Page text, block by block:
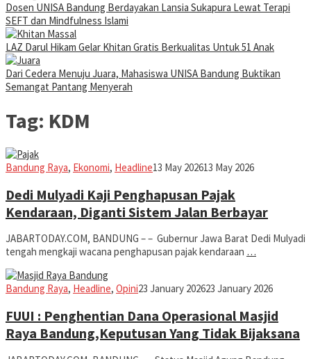
Dosen UNISA Bandung Berdayakan Lansia Sukapura Lewat Terapi
SEFT dan Mindfulness Islami
LAZ Darul Hikam Gelar Khitan Gratis Berkualitas Untuk 51 Anak
Dari Cedera Menuju Juara, Mahasiswa UNISA Bandung Buktikan
Semangat Pantang Menyerah
Tag: KDM
Bandung Raya, Ekonomi, HeadlineIman
13 May 202613 May 2026
Dedi Mulyadi Kaji Penghapusan Pajak
Kendaraan, Diganti Sistem Jalan Berbayar
JABARTODAY.COM, BANDUNG – – Gubernur Jawa Barat Dedi Mulyadi
tengah mengkaji wacana penghapusan pajak kendaraan …
Bandung Raya, Headline, OpiniIman
23 January 202623 January 2026
FUUI : Penghentian Dana Operasional Masjid
Raya Bandung,Keputusan Yang Tidak Bijaksana